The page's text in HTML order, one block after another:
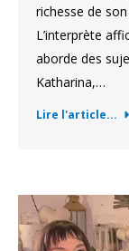
richesse de
L’interprète
aborde des
Katharina,…
Lire l'article...